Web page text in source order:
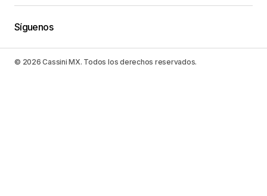
Síguenos
© 2026 Cassini MX. Todos los derechos reservados.